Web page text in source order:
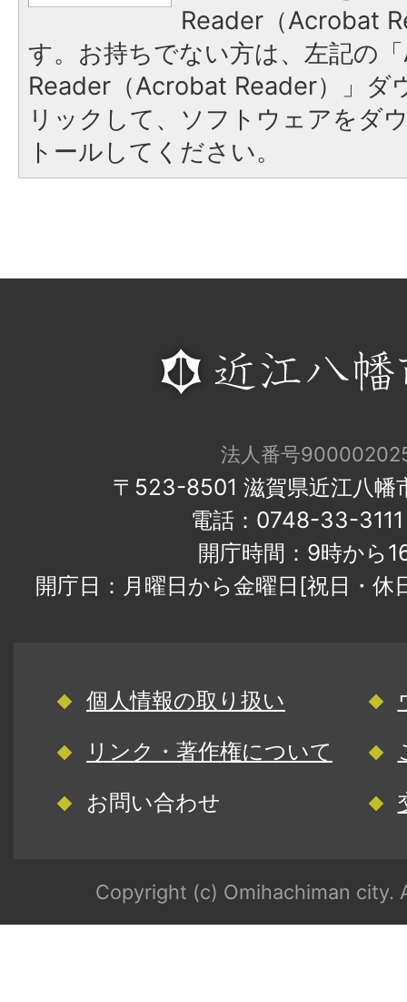
Reader（Acrobat
す。お持ちでない方は、左記の
Reader（Acrobat Reader）」ダ
リックして、ソフトウェアをダ
トールしてください。
法人番号
〒523-8501 滋賀県近江八幡
電話：0748-33-
開庁時間：9時から
開庁日：月曜日から金曜日[祝日・
個人情報の取り扱い
リンク・著作権について
お問い合わせ
Copyright (c) Omihachiman city.